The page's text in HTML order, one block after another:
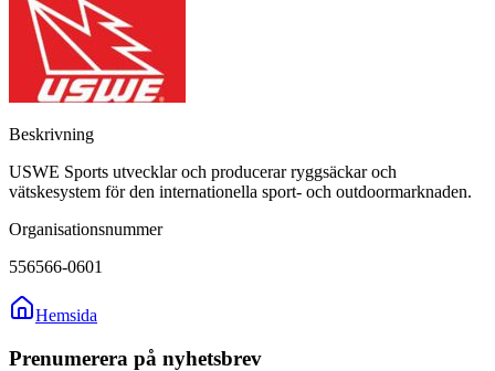
Beskrivning
USWE Sports utvecklar och producerar ryggsäckar och
vätskesystem för den internationella sport- och outdoormarknaden.
Organisationsnummer
556566-0601
Hemsida
Prenumerera på nyhetsbrev